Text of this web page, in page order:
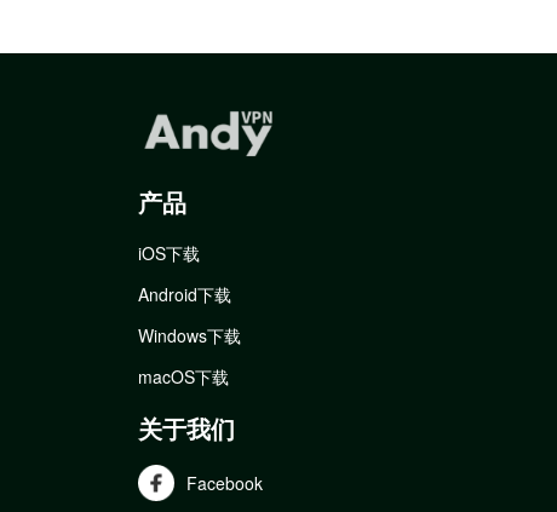
产品
iOS下载
Android下载
Windows下载
macOS下载
关于我们
Facebook